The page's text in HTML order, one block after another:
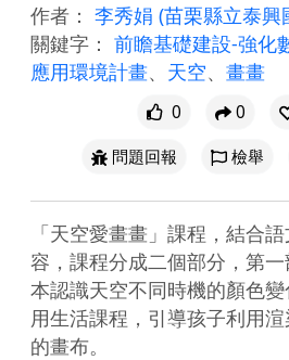
作者： 李秀娟 (苗栗縣立泰興
關鍵字： 前瞻基礎建設-強化
應用環境計畫、 天空、 畫畫
0 0
問題回報
檢舉
「天空愛畫畫」課程，結合
容，課程分成二個部分，第
本認識天空不同時機的顏色
用生活課程，引導孩子利用
的畫布。